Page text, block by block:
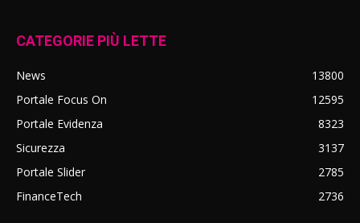
CATEGORIE PIÙ LETTE
News
13800
Portale Focus On
12595
Portale Evidenza
8323
Sicurezza
3137
Portale Slider
2785
FinanceTech
2736